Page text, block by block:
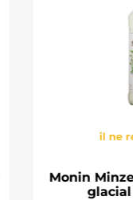
il ne
Monin